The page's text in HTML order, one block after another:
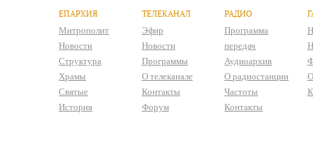
ЕПАРХИЯ
Митрополит
Новости
Структура
Храмы
Святые
История
ТЕЛЕКАНАЛ
Эфир
Новости
Программы
О телеканале
Контакты
Форум
РАДИО
Программа
передач
Аудиоархив
О радиостанции
Частоты
Контакты